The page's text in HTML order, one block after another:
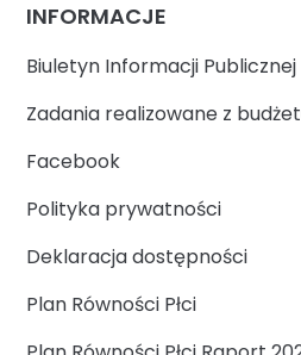
INFORMACJE
Biuletyn Informacji Publicznej
Zadania realizowane z
Facebook
Polityka prywatności
Deklaracja dostępności
Plan Równości Płci